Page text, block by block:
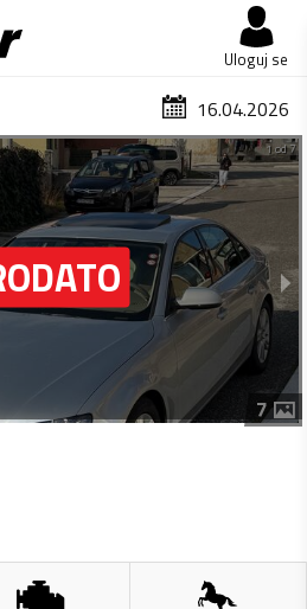
Uloguj se
16.04.2026
1 od 7
7